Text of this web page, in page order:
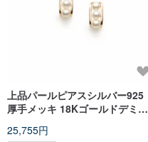
上品パールピアスシルバー925
厚手メッキ 18Kゴールドデミパ
25,755円